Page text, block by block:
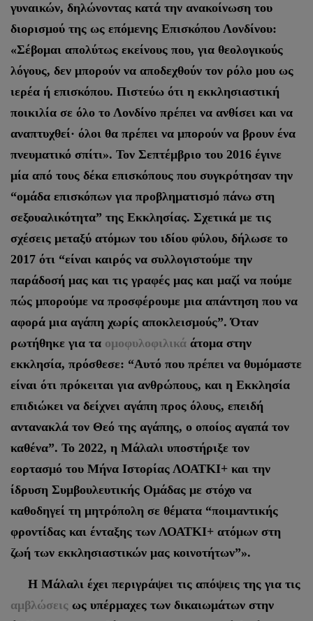
γυναικών, δηλώνοντας κατά την ανακοίνωση του
διορισμού της ως επόμενης Επισκόπου Λονδίνου:
«Σέβομαι απολύτως εκείνους που, για θεολογικούς
λόγους, δεν μπορούν να αποδεχθούν τον ρόλο μου ως
ιερέα ή επισκόπου. Πιστεύω ότι η εκκλησιαστική
ποικιλία σε όλο το Λονδίνο πρέπει να ανθίσει και να
αναπτυχθεί· όλοι θα πρέπει να μπορούν να βρουν ένα
πνευματικό σπίτι». Τον Σεπτέμβριο του 2016 έγινε
μία από τους δέκα επισκόπους που συγκρότησαν την
“ομάδα επισκόπων για προβληματισμό πάνω στη
σεξουαλικότητα” της Εκκλησίας. Σχετικά με τις
σχέσεις μεταξύ ατόμων του ιδίου φύλου, δήλωσε το
2017 ότι “είναι καιρός να συλλογιστούμε την
παράδοσή μας και τις γραφές μας και μαζί να πούμε
πώς μπορούμε να προσφέρουμε μια απάντηση που να
αφορά μια αγάπη χωρίς αποκλεισμούς”. Όταν
ρωτήθηκε για τα ομοφυλοφιλικά άτομα στην
εκκλησία, πρόσθεσε: “Αυτό που πρέπει να θυμόμαστε
είναι ότι πρόκειται για ανθρώπους, και η Εκκλησία
επιδιώκει να δείχνει αγάπη προς όλους, επειδή
αντανακλά τον Θεό της αγάπης, ο οποίος αγαπά τον
καθένα”. Το 2022, η Μάλαλι υποστήριξε τον
εορτασμό του Μήνα Ιστορίας ΛΟΑΤΚΙ+ και την
ίδρυση Συμβουλευτικής Ομάδας με στόχο να
καθοδηγεί τη μητρόπολη σε θέματα “ποιμαντικής
φροντίδας και ένταξης των ΛΟΑΤΚΙ+ ατόμων στη
ζωή των εκκλησιαστικών μας κοινοτήτων”».
Η Μάλαλι έχει περιγράψει τις απόψεις της για τις
αμβλώσεις ως υπέρμαχες των δικαιωμάτων στην